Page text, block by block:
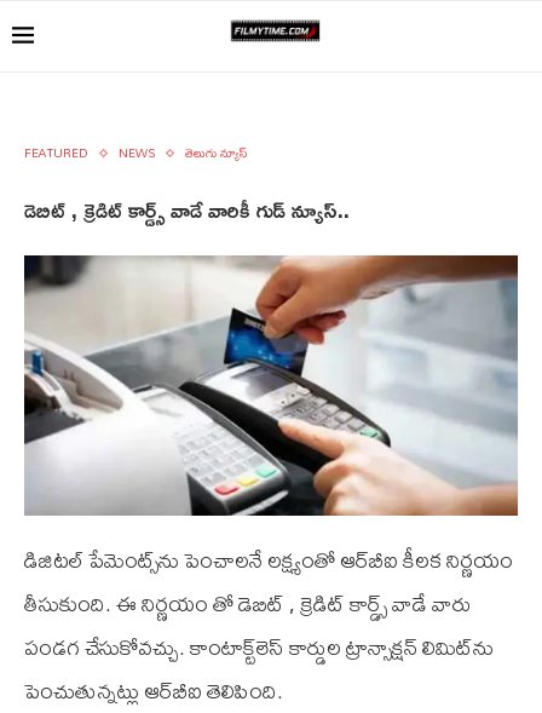
FEATURED NEWS తెలుగు న్యూస్
డెబిట్ , క్రెడిట్ కార్డ్స్ వాడే వారికీ గుడ్ న్యూస్..
డిజిటల్ పేమెంట్స్‌ను పెంచాలనే లక్ష్యంతో ఆర్‌బీఐ కీలక నిర్ణయం
తీసుకుంది. ఈ నిర్ణయం తో డెబిట్ , క్రెడిట్ కార్డ్స్ వాడే వారు
పండగ చేసుకోవచ్చు. కాంటాక్ట్‌లెస్ కార్డుల ట్రాన్సాక్షన్ లిమిట్‌ను
పెంచుతున్నట్లు ఆర్‌బీఐ తెలిపింది.